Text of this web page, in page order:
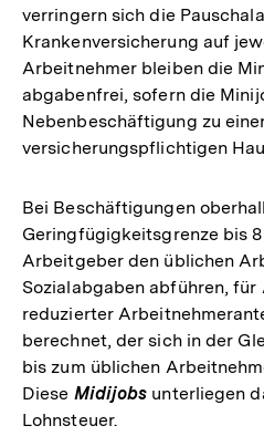
verringern sich die
Krankenversicherung auf
Arbeitnehmer bleiben die
abgabenfrei, sofern die
Nebenbeschäftigung zu
versicherungspflichtigen
Bei Beschäftigungen
Geringfügigkeitsgrenze bis
Arbeitgeber den üblichen
Sozialabgaben abführen,
reduzierter
berechnet, der sich in der
bis zum üblichen
Diese Midijobs unterliegen
Lohnsteuer.